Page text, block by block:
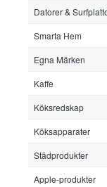
Datorer &
Smarta Hem
Egna Märken
Kaffe
Köksredskap
Köksapparater
Städprodukter
Apple-produkter